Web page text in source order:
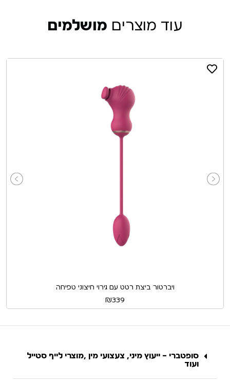
עוד מוצרים מושלמים
ויברטור ביצת רטט עם גירוי חיצוני טפיחה
₪339
סופטברי – ייעוץ מיני, צעצועי מין ,מוצרי לייף סטייל
ועוד